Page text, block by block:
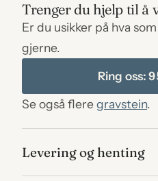
Trenger du hjelp til å
Er du usikker på hva
gjerne.
Ring oss:
Se også fleregravstein.
Levering og henting